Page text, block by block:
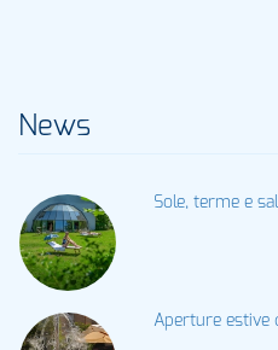
News
Sole, terme e
Aperture estive